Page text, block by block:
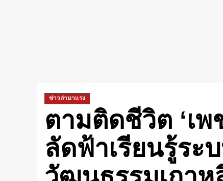
ข่าวล่ามาแรง
ตามติดชีวิต ‘เ
ลัดฟ้าเรียนรู้ร